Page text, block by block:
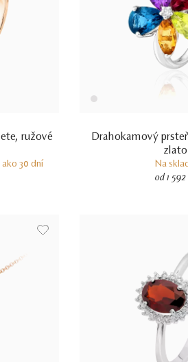
ružové
30 dní
Drahokamový
zlato
Na
od 1